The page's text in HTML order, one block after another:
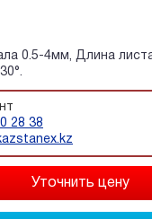
0.5-4мм, Длина
28 38